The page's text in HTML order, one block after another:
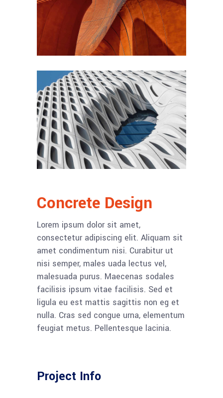
Concrete Design
Lorem ipsum dolor sit amet,
consectetur adipiscing elit. Aliquam sit
amet condimentum nisi. Curabitur ut
nisi semper, males uada lectus vel,
malesuada purus. Maecenas sodales
facilisis ipsum vitae facilisis. Sed et
ligula eu est mattis sagittis non eg et
nulla. Cras sed congue urna, elementum
feugiat metus. Pellentesque lacinia.
Project Info